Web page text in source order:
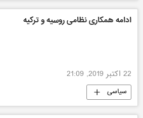
ادامه همکاری نظامی روسیه و ترکیه
22 اکتبر 2019, 21:09
سیاسی